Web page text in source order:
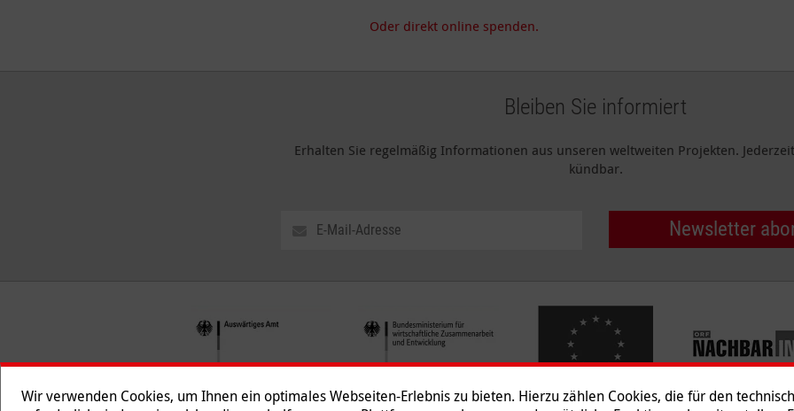
Oder direkt online spenden.
Bleiben Sie informiert
Erhalten Sie regelmäßig Informationen aus unseren weltweiten Projekten.
kündbar.
Newsletter
Wir verwenden Cookies, um Ihnen ein optimales Webseiten-Erlebnis zu bieten. Hierzu zählen Cookies, die für den